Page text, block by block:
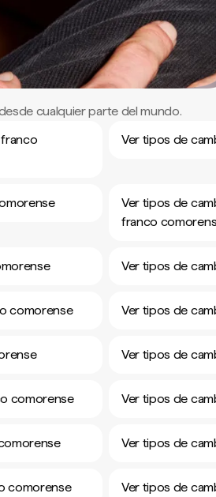
cualquier parte del mundo.
Ver tipos de
Ver tipos de
franco
Ver tipos de
comorense Ver tipos de
Ver tipos de
comorense Ver tipos de
Ver tipos de
comorense Ver tipos de